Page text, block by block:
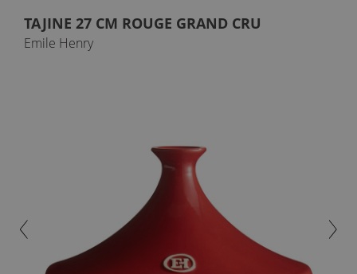
TAJINE 27 CM ROUGE GRAND CRU
Emile Henry